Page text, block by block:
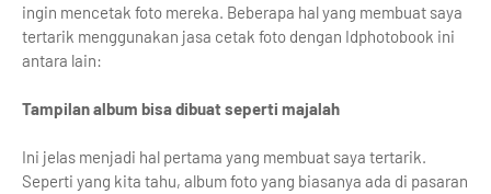
ingin mencetak foto mereka. Beberapa hal yang membuat saya
tertarik menggunakan jasa cetak foto dengan Idphotobook ini
antara lain:
Tampilan album bisa dibuat seperti majalah
Ini jelas menjadi hal pertama yang membuat saya tertarik.
Seperti yang kita tahu, album foto yang biasanya ada di pasaran